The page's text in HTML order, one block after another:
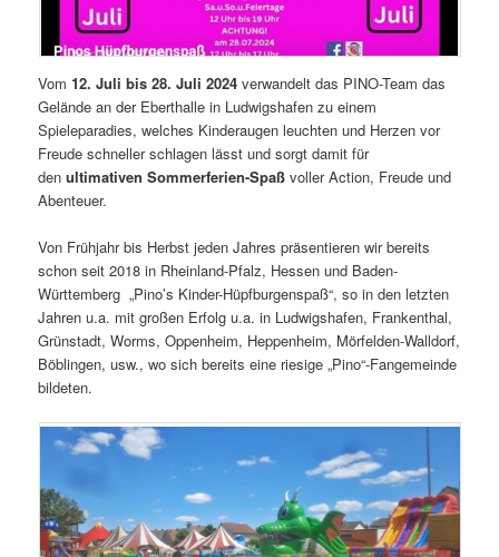
Vom12. Juli bis 28. Juli 2024verwandelt das PINO-Team das
Gelände an der Eberthalle in Ludwigshafen zu einem
Spieleparadies, welches Kinderaugen leuchten und Herzen vor
Freude schneller schlagen lässt und sorgt damit für
denultimativen Sommerferien-Spaß voller Action, Freude und
Abenteuer.
Von Frühjahr bis Herbst jeden Jahres präsentieren wir bereits
schon seit 2018 in Rheinland-Pfalz, Hessen und Baden-
Württemberg „Pino’s Kinder-Hüpfburgenspaß“, so in den letzten
Jahren u.a. mit großen Erfolg u.a. in Ludwigshafen, Frankenthal,
Grünstadt, Worms, Oppenheim, Heppenheim, Mörfelden-Walldorf,
Böblingen, usw., wo sich bereits eine riesige „Pino“-Fangemeinde
bildeten.